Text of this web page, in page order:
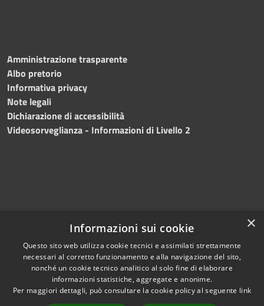
Amministrazione trasparente
Albo pretorio
Informativa privacy
Note legali
Dichiarazione di accessibilità
Videosorveglianza - Informazioni di Livello 2
Accessibilità
Privacy
Copyright © 2024 •
Comune di Mazara del
Vallo• Powered
×
Informazioni sui cookie
Questo sito web utilizza cookie tecnici e assimilati strettamente
necessari al corretto funzionamento e alla navigazione del sito,
nonché un cookie tecnico analitico al solo fine di elaborare
informazioni statistiche, aggregate e anonime.
Per maggiori dettagli, può consultare la cookie policy al seguente link